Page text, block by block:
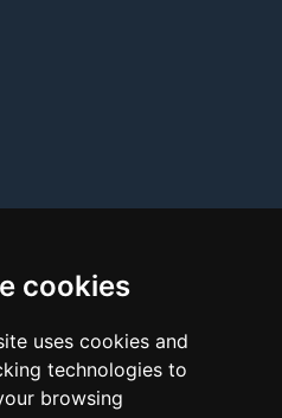
cookies
uses cookies and
technologies to
browsing